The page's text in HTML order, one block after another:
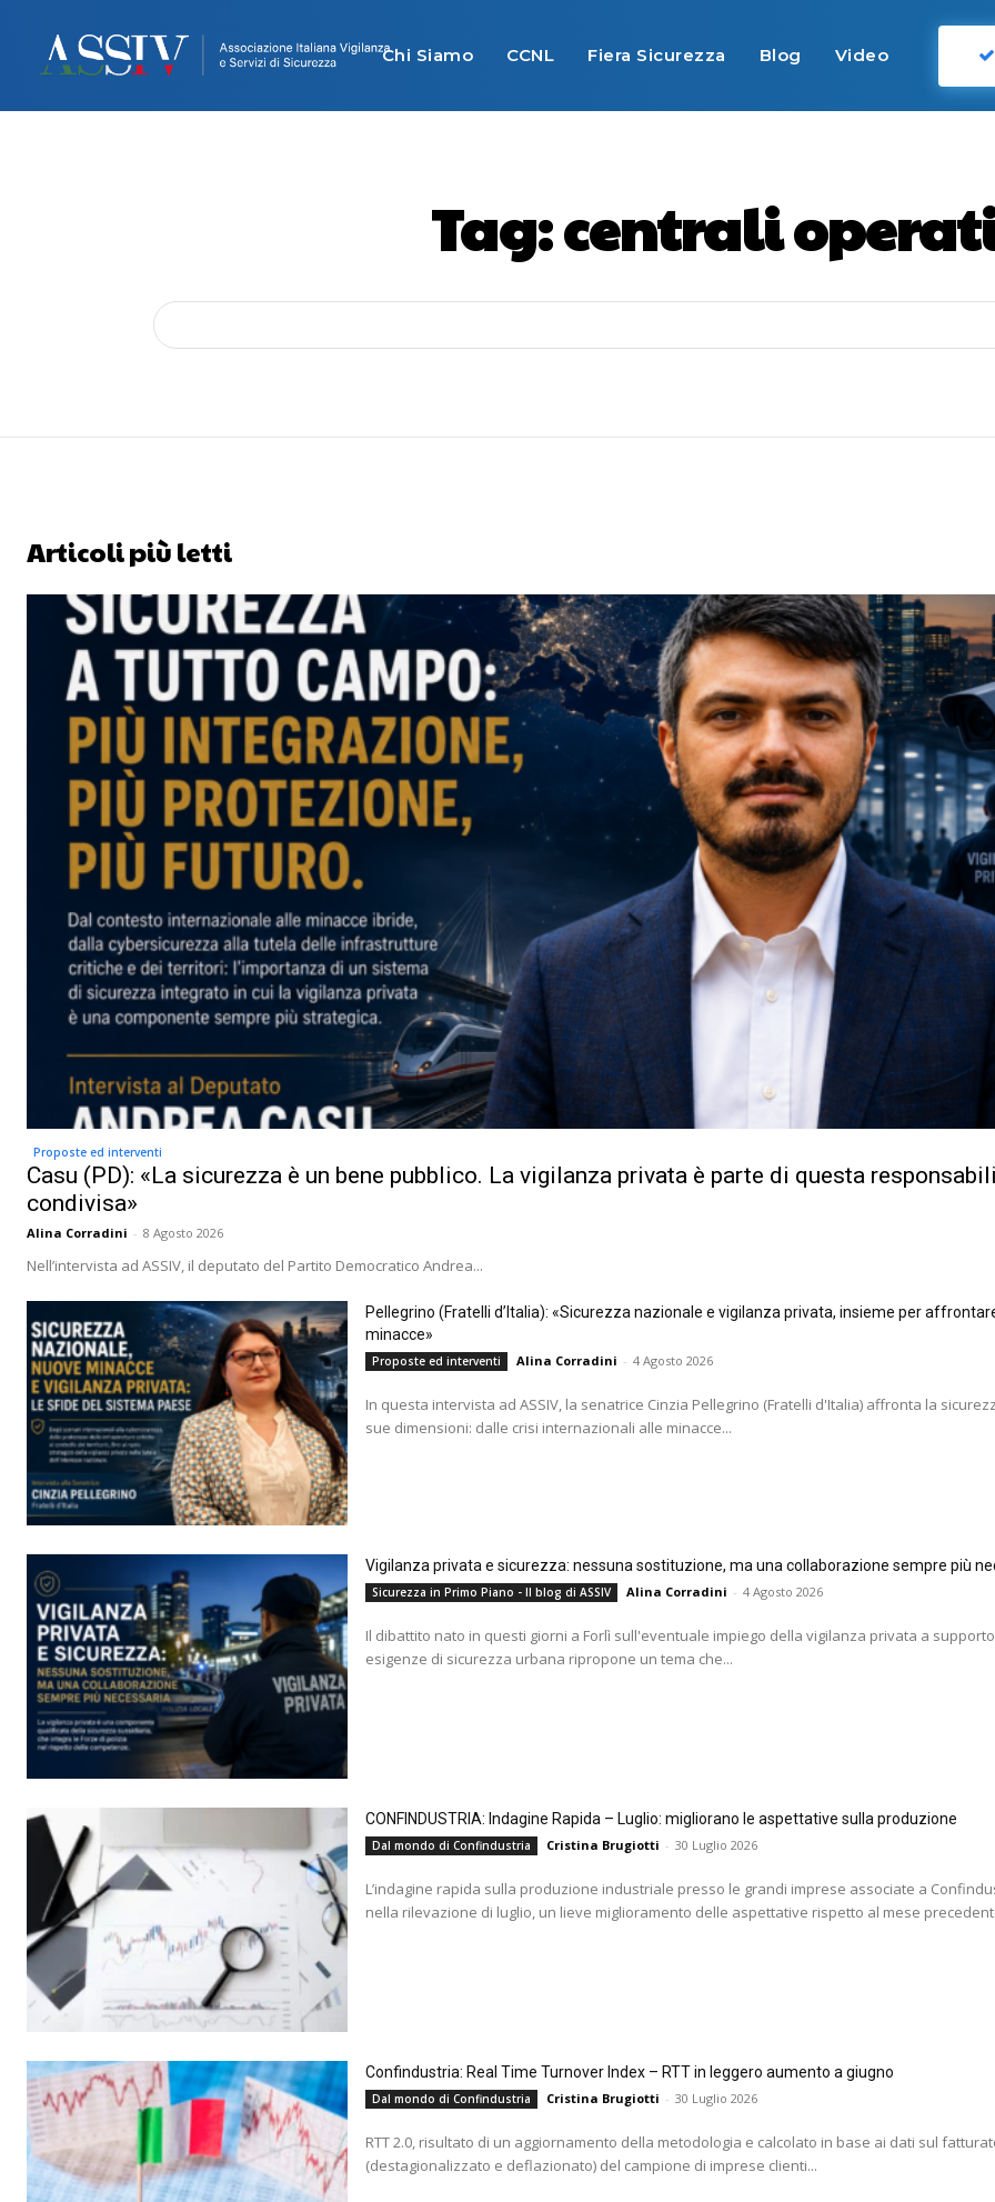
Chi Siamo CCNL Fiera Sicurezza Blog Video
Tag:centrali
Articoli più letti
Proposte ed interventi
Casu (PD): «La sicurezza è un bene pubblico. La vigilanza privata è parte di questa
condivisa»
Alina Corradini - 8 Agosto 2026
Nell’intervista ad ASSIV, il deputato del Partito Democratico Andrea...
Pellegrino (Fratelli d’Italia): «Sicurezza nazionale e vigilanza privata, insieme per
minacce»
Proposte ed interventi Alina Corradini - 4 Agosto 2026
In questa intervista ad ASSIV, la senatrice Cinzia Pellegrino (Fratelli d'Italia) affronta la
sue dimensioni: dalle crisi internazionali alle minacce...
Vigilanza privata e sicurezza: nessuna sostituzione, ma una collaborazione sempre più
Sicurezza in Primo Piano - Il blog di ASSIV Alina Corradini - 4 Agosto 2026
Il dibattito nato in questi giorni a Forlì sull'eventuale impiego della vigilanza privata a
esigenze di sicurezza urbana ripropone un tema che...
CONFINDUSTRIA: Indagine Rapida – Luglio: migliorano le aspettative sulla produzione
Dal mondo di Confindustria Cristina Brugiotti - 30 Luglio 2026
L’indagine rapida sulla produzione industriale presso le grandi imprese associate a
nella rilevazione di luglio, un lieve miglioramento delle aspettative rispetto al mese
Confindustria: Real Time Turnover Index – RTT in leggero aumento a giugno
Dal mondo di Confindustria Cristina Brugiotti - 30 Luglio 2026
RTT 2.0, risultato di un aggiornamento della metodologia e calcolato in base ai dati sul
(destagionalizzato e deflazionato) del campione di imprese clienti...